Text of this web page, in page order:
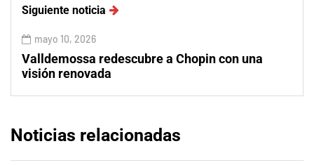
Siguiente noticia
mayo 10, 2026
Valldemossa redescubre a Chopin con una
visión renovada
Noticias relacionadas